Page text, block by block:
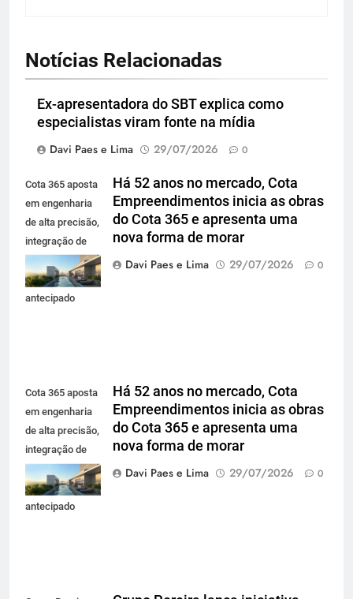
Notícias Relacionadas
Ex-apresentadora do SBT explica como
especialistas viram fonte na mídia
Davi Paes e Lima
29/07/2026 0
Cota 365 aposta
em engenharia
de alta precisão,
integração de
projetos e
planejamento
antecipado
Há 52 anos no mercado, Cota
Empreendimentos inicia as obras
do Cota 365 e apresenta uma
nova forma de morar
Davi Paes e Lima
29/07/2026 0
Cota 365 aposta
em engenharia
de alta precisão,
integração de
projetos e
planejamento
antecipado
Há 52 anos no mercado, Cota
Empreendimentos inicia as obras
do Cota 365 e apresenta uma
nova forma de morar
Davi Paes e Lima
29/07/2026 0